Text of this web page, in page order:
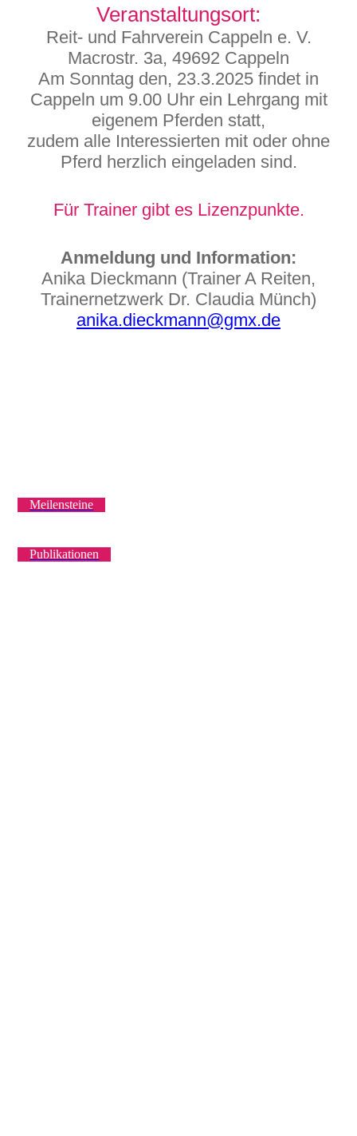
Veranstaltungsort:
Reit- und Fahrverein Cappeln e. V.
Macrostr. 3a, 49692 Cappeln
Am Sonntag den, 23.3.2025 findet in
Cappeln um 9.00 Uhr ein Lehrgang mit
eigenem Pferden statt,
zudem alle Interessierten mit oder ohne
Pferd herzlich eingeladen sind.
Für Trainer gibt es Lizenzpunkte.
Anmeldung und Information:
Anika Dieckmann (Trainer A Reiten,
Trainernetzwerk Dr. Claudia Münch)
anika.dieckmann@gmx.de
Meilensteine
Publikationen